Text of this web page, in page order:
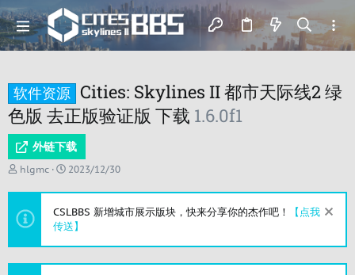
软件资源 Cities: Skylines II 都市天际线2 绿
色版 去正版验证版 下载 1.6.0f1
外链下载
主
发
人
hlgmc
开
时
间
2023/12/30
CSLBBS 新增城市展示版块，快来分享你的杰作吧！
【点我
传送】